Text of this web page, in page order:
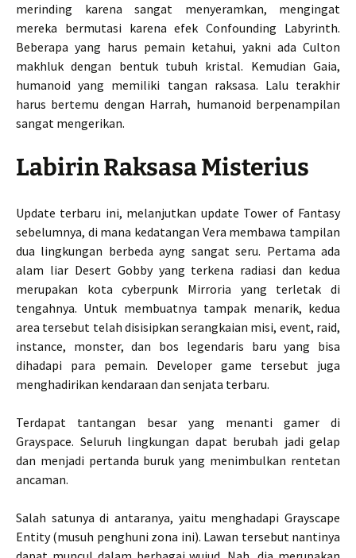
merinding karena sangat menyeramkan, mengingat
mereka bermutasi karena efek Confounding Labyrinth.
Beberapa yang harus pemain ketahui, yakni ada Culton
makhluk dengan bentuk tubuh kristal. Kemudian Gaia,
humanoid yang memiliki tangan raksasa. Lalu terakhir
harus bertemu dengan Harrah, humanoid berpenampilan
sangat mengerikan.
Labirin Raksasa Misterius
Update terbaru ini, melanjutkan update Tower of Fantasy
sebelumnya, di mana kedatangan Vera membawa tampilan
dua lingkungan berbeda ayng sangat seru. Pertama ada
alam liar Desert Gobby yang terkena radiasi dan kedua
merupakan kota cyberpunk Mirroria yang terletak di
tengahnya. Untuk membuatnya tampak menarik, kedua
area tersebut telah disisipkan serangkaian misi, event, raid,
instance, monster, dan bos legendaris baru yang bisa
dihadapi para pemain. Developer game tersebut juga
menghadirikan kendaraan dan senjata terbaru.
Terdapat tantangan besar yang menanti gamer di
Grayspace. Seluruh lingkungan dapat berubah jadi gelap
dan menjadi pertanda buruk yang menimbulkan rentetan
ancaman.
Salah satunya di antaranya, yaitu menghadapi Grayscape
Entity (musuh penghuni zona ini). Lawan tersebut nantinya